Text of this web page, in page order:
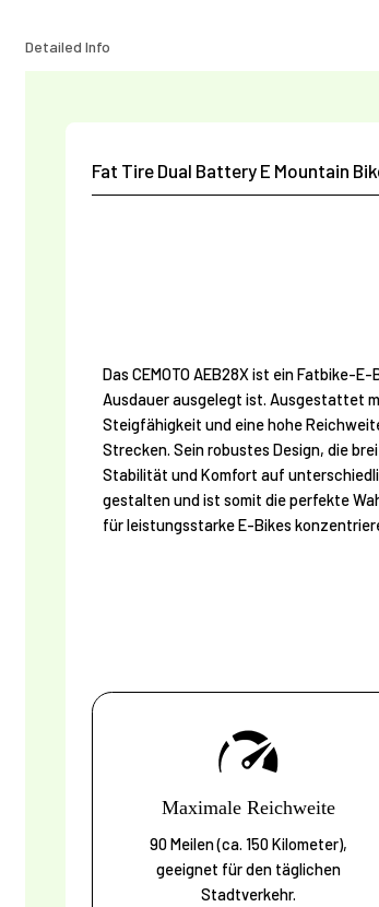
Detailed Info
Fat Tire Dual Battery E Mountain
Das CEMOTO AEB28X ist ein Fatbike-
Ausdauer ausgelegt ist. Ausgestattet
Steigfähigkeit und eine hohe
Strecken. Sein robustes Design, die
Stabilität und Komfort auf
gestalten und ist somit die perfekte
für leistungsstarke E-Bikes
Maximale Reichweite
90 Meilen (ca. 150 Kilometer),
geeignet für den täglichen
Stadtverkehr.